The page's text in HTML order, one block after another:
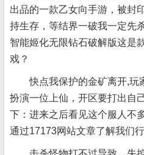
出品的一款乙女向手游，被封
持生存，等结界一破我一定先
智能姬化无限钻石破解版这是
戏？
快点我保护的金矿离开,玩
扮演一位上仙，开区要打出自
下：进来之后看见这个服人不
通过17173网站文章了解我们行